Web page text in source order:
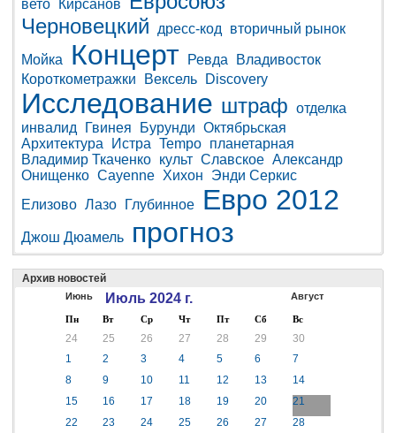
вето Кирсанов
Черновецкий
дресс-код вторичный рынок
Мойка Концерт Ревда
Владивосток
Короткометражки
Вексель Discovery
Исследование штраф отделка
инвалид
Гвинея Бурунди Октябрьская
Архитектура
Истра Tempo планетарная
Владимир Ткаченко культ Славское Александр
Онищенко Cayenne Хихон
Энди Серкис
Елизово Лазо Глубинное Евро 2012
Джош Дюамель прогноз
Архив новостей
Июнь Июль 2024 г. Август
Пн Вт Ср Чт Пт Сб Вс
24 25 26 27 28 29
30
1
2 3 4 5 6
7
8
9 10 11 12 13
14
15
16 17 18 19 20
21
22
23 24 25 26 27
28